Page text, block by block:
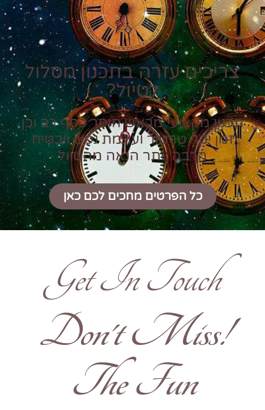
צריכים עזרה בתכנון מסלול
לטיול?
תכנון מקצועי מראש חוסך כסף רב וכן
זמן יקר טרטור ועוגמת נפש ויבטיח
הרבה יותר הנאה מהטיול
כל הפרטים מחכים לכם כאן
Get In Touch
!Don't Miss
The Fun